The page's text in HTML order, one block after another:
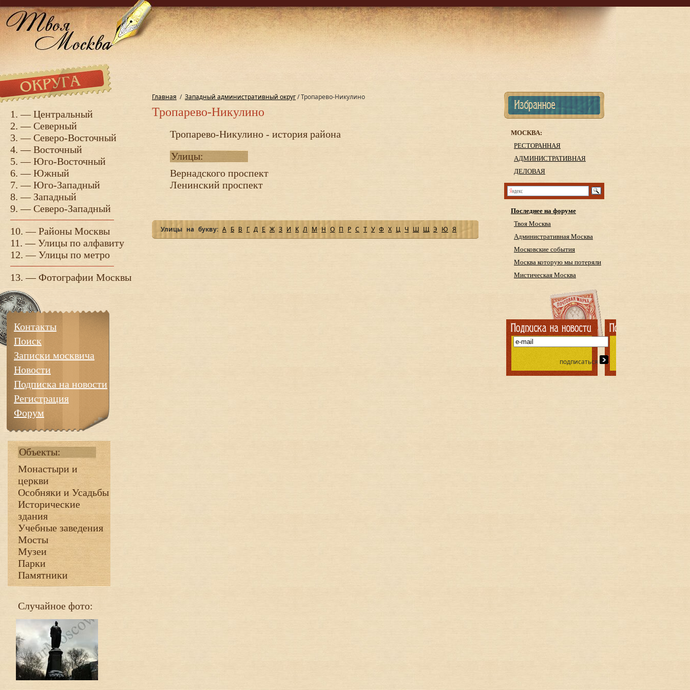
1. —Центральный
2. —Северный
3. —Северо-Восточный
4. —Восточный
5. —Юго-Восточный
6. —Южный
7. —Юго-Западный
8. —Западный
9. —Северо-Западный
10. —Районы Москвы
11. —Улицы по алфавиту
12. —Улицы по метро
13. —Фотографии Москвы
Контакты
Поиск
Записки москвича
Новости
Подписка на новости
Регистрация
Форум
Объекты:
Монастыри и
церкви
Особняки и Усадьбы
Исторические
здания
Учебные заведения
Мосты
Музеи
Парки
Памятники
Случайное фото:
Главная / Западный административный округ/ Тропарево-Никулино
Тропарево-Никулино
Тропарево-Никулино - история района
Улицы:
Вернадского проспект
Ленинский проспект
Улицы на букву: А Б В Г Д Е Ж З И К Л М Н О П Р С Т У Ф Х Ц Ч Ш Щ Э Ю Я
МОСКВА:
РЕСТОРАННАЯ
АДМИНИСТРАТИВНАЯ
ДЕЛОВАЯ
Последнее на форуме
Твоя Москва
Административная Москва
Московские события
Москва которую мы потеряли
Мистическая Москва
подписаться